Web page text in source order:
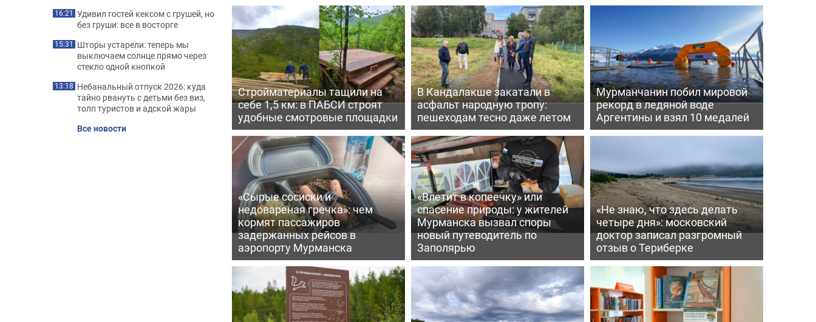
Стройматериалы тащили на
себе 1,5 км: в ПАБСИ строят
удобные смотровые площадки
В Кандалакше закатали в
асфальт народную тропу:
пешеходам тесно даже летом
Мурманчанин побил мировой
рекорд в ледяной воде
Аргентины и взял 10 медалей
«Сырые сосиски и
недовареная гречка»: чем
кормят пассажиров
задержанных рейсов в
аэропорту Мурманска
«Влетит в копеечку» или
спасение природы: у жителей
Мурманска вызвал споры
новый путеводитель по
Заполярью
«Не знаю, что здесь делать
четыре дня»: московский
доктор записал разгромный
отзыв о Териберке
16:21 Удивил гостей кексом с грушей, но
без груши: все в восторге
15:31 Шторы устарели: теперь мы
выключаем солнце прямо через
стекло одной кнопкой
13:18 Небанальный отпуск 2026: куда
тайно рвануть с детьми без виз,
толп туристов и адской жары
Все новости